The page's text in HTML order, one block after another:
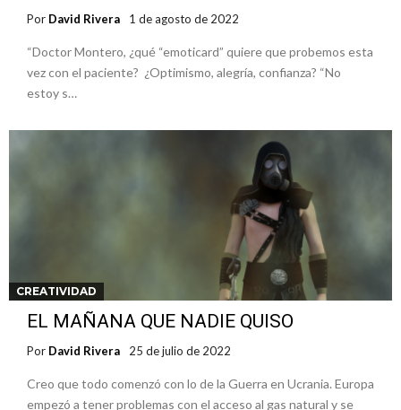
Por David Rivera 1 de agosto de 2022
“Doctor Montero, ¿qué “emoticard” quiere que probemos esta
vez con el paciente? ¿Optimismo, alegría, confianza? “No
estoy s…
CREATIVIDAD
EL MAÑANA QUE NADIE QUISO
Por David Rivera 25 de julio de 2022
Creo que todo comenzó con lo de la Guerra en Ucrania. Europa
empezó a tener problemas con el acceso al gas natural y se